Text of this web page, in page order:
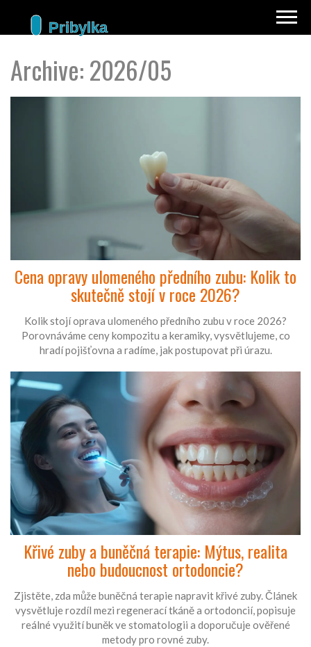
Archive: 2026/05
Cena opravy ulomeného předního zubu: Kolik to
skutečně stojí v roce 2026?
Kolik stojí oprava ulomeného předního zubu v roce 2026?
Porovnáváme ceny kompozitu a keramiky, vysvětlujeme, co
hradí pojišťovna a radíme, jak postupovat při úrazu.
Křivé zuby a buněčná terapie: Mýtus, realita
nebo budoucnost ortodoncie?
Zjistěte, zda může buněčná terapie napravit křivé zuby. Článek
vysvětluje rozdíl mezi regenerací tkáně a ortodoncií, popisuje
reálné využití buněk ve stomatologii a doporučuje ověřené
metody pro rovné zuby.